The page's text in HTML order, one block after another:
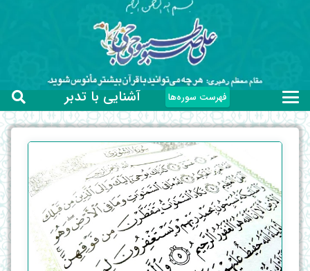
فهرست سوره‌ها آشنایی با تدبر